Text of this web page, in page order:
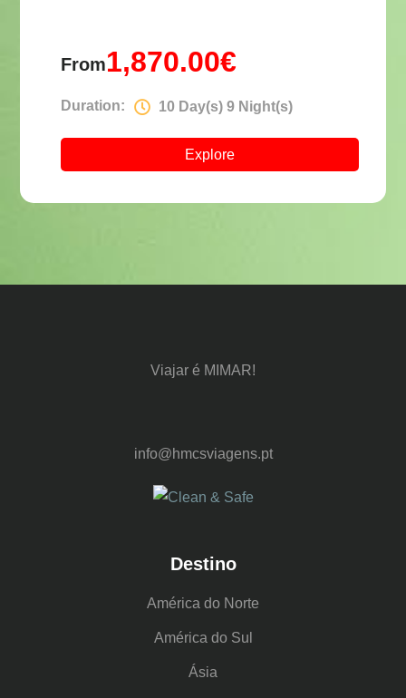
From1,870.00€
Duration: 10 Day(s) 9 Night(s)
Explore
Viajar é MIMAR!
info@hmcsviagens.pt
Destino
América do Norte
América do Sul
Ásia